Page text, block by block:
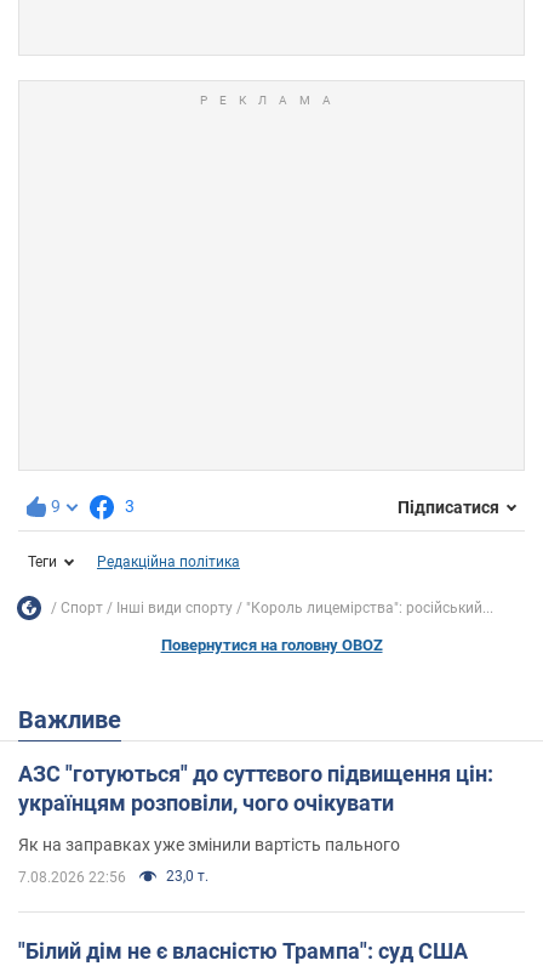
9 3 Підписатися
Теги Редакційна політика
Спорт Інші види спорту "Король лицемірства": російський...
Повернутися на головну OBOZ
Важливе
АЗС "готуються" до суттєвого підвищення цін:
українцям розповіли, чого очікувати
Як на заправках уже змінили вартість пального
7.08.2026 22:56 23,0 т.
"Білий дім не є власністю Трампа": суд США